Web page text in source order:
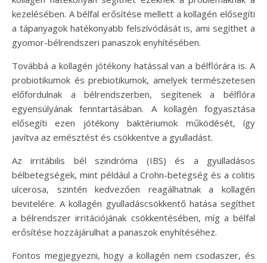
kezelésében. A bélfal erősítése mellett a kollagén elősegíti
a tápanyagok hatékonyabb felszívódását is, ami segíthet a
gyomor-bélrendszeri panaszok enyhítésében.
Továbbá a kollagén jótékony hatással van a bélflórára is. A
probiotikumok és prebiotikumok, amelyek természetesen
előfordulnak a bélrendszerben, segítenek a bélflóra
egyensúlyának fenntartásában. A kollagén fogyasztása
elősegíti ezen jótékony baktériumok működését, így
javítva az emésztést és csökkentve a gyulladást.
Az irritábilis bél szindróma (IBS) és a gyulladásos
bélbetegségek, mint például a Crohn-betegség és a colitis
ulcerosa, szintén kedvezően reagálhatnak a kollagén
bevitelére. A kollagén gyulladáscsökkentő hatása segíthet
a bélrendszer irritációjának csökkentésében, míg a bélfal
erősítése hozzájárulhat a panaszok enyhítéséhez.
Fontos megjegyezni, hogy a kollagén nem csodaszer, és